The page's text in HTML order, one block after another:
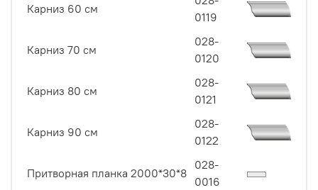
Карниз 60 см
0119
Карниз 70 см
028-
0120
Карниз 80 см
028-
0121
Карниз 90 см
028-
0122
Притворная планка 2000*30*8
028-
0016